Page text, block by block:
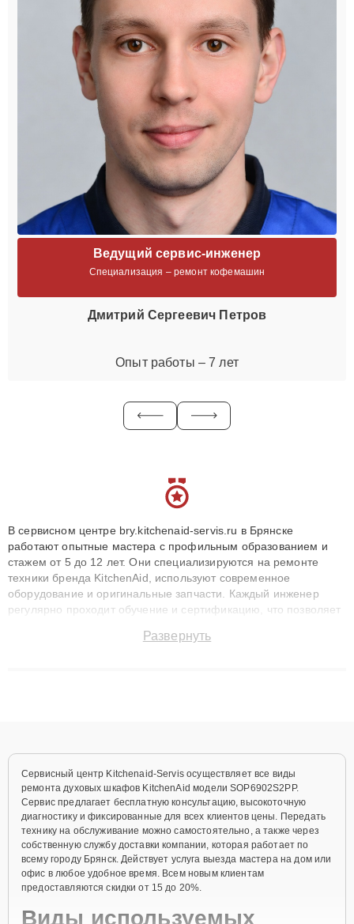
Ведущий сервис-инженер
Специализация – ремонт кофемашин
Дмитрий Сергеевич Петров
Опыт работы – 7 лет
В сервисном центре bry.kitchenaid-servis.ru в Брянске
работают опытные мастера с профильным образованием и
стажем от 5 до 12 лет. Они специализируются на ремонте
техники бренда KitchenAid, используют современное
оборудование и оригинальные запчасти. Каждый инженер
регулярно проходит обучение и сертификацию, что позволяет
технику с сохранением гарантии до 3 лет. Наши мастера
Развернуть
Сервисный центр Kitchenaid-Servis осуществляет все виды
ремонта духовых шкафов KitchenAid модели SOP6902S2PP.
Сервис предлагает бесплатную консультацию, высокоточную
диагностику и фиксированные для всех клиентов цены. Передать
технику на обслуживание можно самостоятельно, а также через
собственную службу доставки компании, которая работает по
всему городу Брянск. Действует услуга выезда мастера на дом или
офис в любое удобное время. Всем новым клиентам
предоставляются скидки от 15 до 20%.
Виды используемых